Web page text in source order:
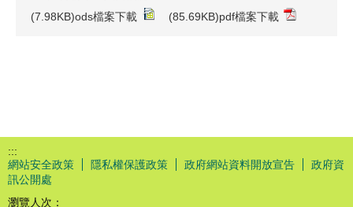
(7.98KB)ods檔案下載
(85.69KB)pdf檔案下載
:::
網站安全政策
隱私權保護政策 政府網站資料開放宣告
政府資
訊公開處
瀏覽人次：